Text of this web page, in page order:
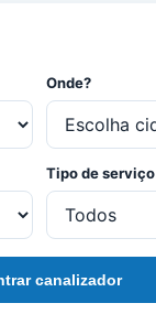
Onde?
Tipo de serviço
canalizador